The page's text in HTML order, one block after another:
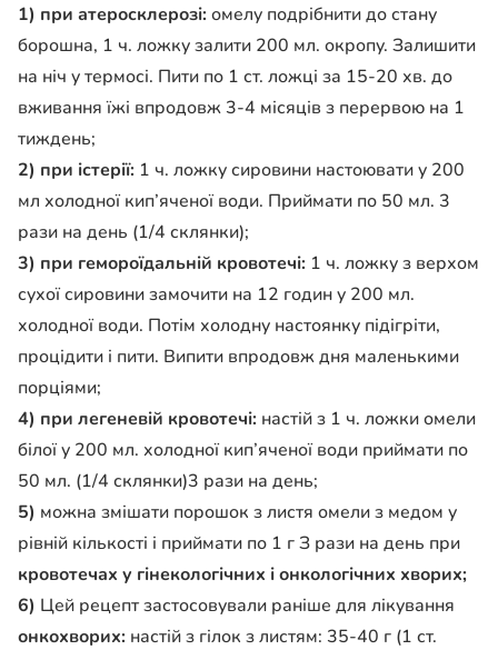
1) при атеросклерозі:омелу подрібнити до стану
борошна, 1 ч. ложку залити 200 мл. окропу. Залишити
на ніч у термосі. Пити по 1 ст. ложці за 15-20 хв. до
вживання їжі впродовж 3-4 місяців з перервою на 1
тиждень;
2) при істерії: 1 ч. ложку сировини настоювати у 200
мл холодної кип’яченої во­ди. Приймати по 50 мл. 3
ра­зи на день (1/4 склянки);
3) при гемороїдальній кровотечі: 1 ч. ложку з вер­хом
сухої сировини замо­чити на 12 годин у 200 мл.
холодної води. Потім хо­лодну настоянку підігріти,
процідити і пити. Випити впродовж дня маленькими
порціями;
4) при легеневій кровоте­чі: настій з 1 ч. ложки омели
білої у 200 мл. холодної кип’яченої води приймати по
50 мл. (1/4 склянки)3 ра­зи на день;
5) можна змішати поро­шок з листя омели з медом у
рівній кількості і прийма­ти по 1 г З рази на день при
кровотечах у гінекологіч­них і онкологічних хворих;
6) Цей рецепт застосову­вали раніше для лікування
онкохворих: настій з гілок з листям: 35-40 г (1 ст.